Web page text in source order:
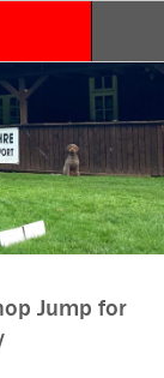
Jump for